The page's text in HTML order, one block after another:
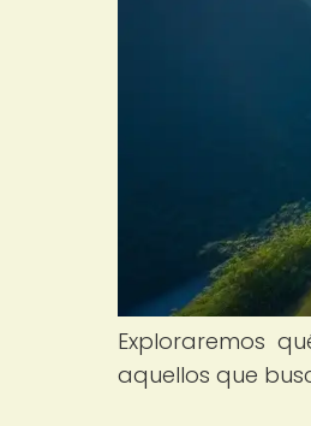
Exploraremos
aquellos que